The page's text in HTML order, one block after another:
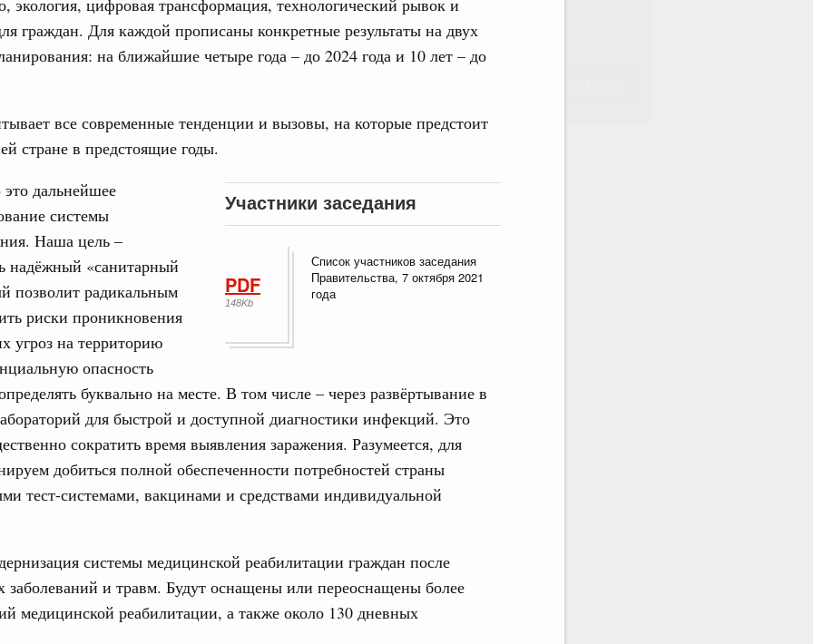
экология, цифровая трансформация, технологический рывок и
граждан. Для каждой прописаны конкретные результаты на двух
на ближайшие четыре года – до 2024 года и 10 лет – до
все современные тенденции и вызовы, на которые предстоит
стране в предстоящие годы.
Участники заседания
PDF
148Kb
Список участников заседания
Правительства, 7 октября 2021
года
дальнейшее
системы
Наша цель –
надёжный «санитарный
позволит радикальным
риски проникновения
угроз на территорию
опасность
буквально на месте. В том числе – через развёртывание в
для быстрой и доступной диагностики инфекций. Это
сократить время выявления заражения. Разумеется, для
добиться полной обеспеченности потребностей страны
тест-системами, вакцинами и средствами индивидуальной
системы медицинской реабилитации граждан после
заболеваний и травм. Будут оснащены или переоснащены более
медицинской реабилитации, а также около 130 дневных
труда
Спортивных игр ВЭФ-2026
Омской области в рамках
для Северного морского пути будет
директором АНО «Агентство
новых проектов» Светланой
направления работы АСИ в контексте
целей развития, в том числе реализация
инвестиционного климата, разработка
речь шла о проектах в сферах демографии и
обсуждались вопросы сотрудничества со странами
Мурманской области Андреем
комплекса
Email